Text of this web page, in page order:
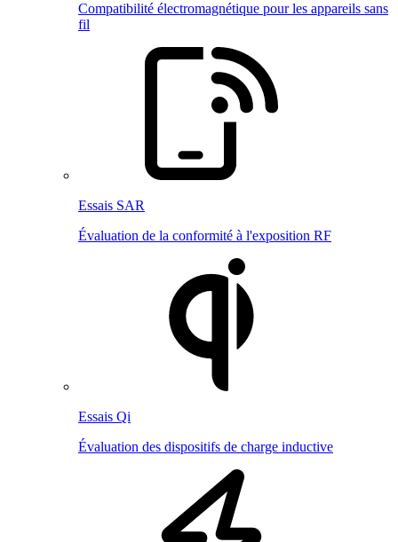
Compatibilité électromagnétique pour les appareils sans
fil
Essais SAR
Évaluation de la conformité à l'exposition RF
Essais Qi
Évaluation des dispositifs de charge inductive